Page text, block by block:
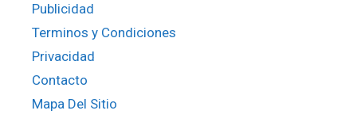
Publicidad
Terminos y Condiciones
Privacidad
Contacto
Mapa Del Sitio